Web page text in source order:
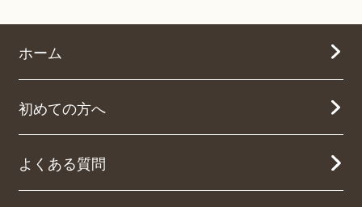
ホーム
初めての方へ
よくある質問